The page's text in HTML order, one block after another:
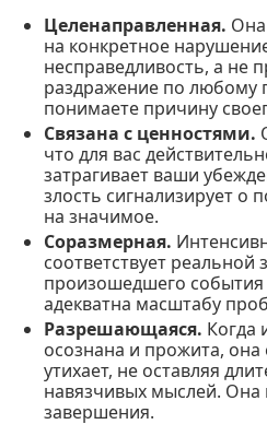
Целенаправленная. Она
на конкретное
несправедливость, а не
раздражение по любому
понимаете причину
Связана с ценностями.
что для вас
затрагивает ваши
злость сигнализирует о
на значимое.
Соразмерная.
соответствует реальной
произошедшего
адекватна масштабу
Разрешающаяся. Когда
осознана и прожита,
утихает, не оставляя
навязчивых мыслей. Она
завершения.